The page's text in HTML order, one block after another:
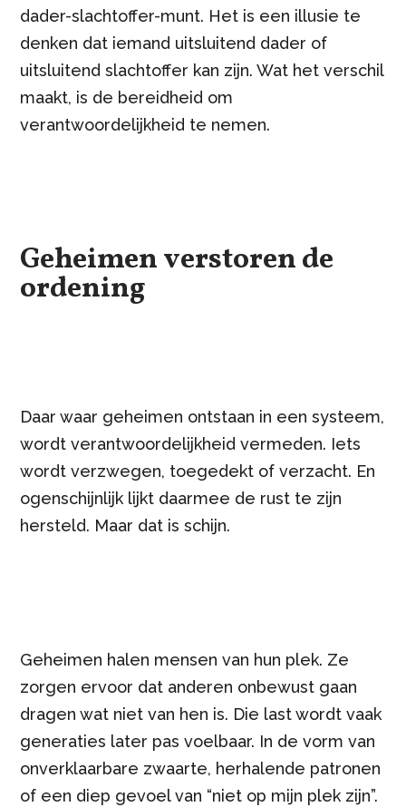
dader-slachtoffer-munt. Het is een illusie te
denken dat iemand uitsluitend dader of
uitsluitend slachtoffer kan zijn. Wat het verschil
maakt, is de bereidheid om
verantwoordelijkheid te nemen.
Geheimen verstoren de
ordening
Daar waar geheimen ontstaan in een systeem,
wordt verantwoordelijkheid vermeden. Iets
wordt verzwegen, toegedekt of verzacht. En
ogenschijnlijk lijkt daarmee de rust te zijn
hersteld. Maar dat is schijn.
Geheimen halen mensen van hun plek. Ze
zorgen ervoor dat anderen onbewust gaan
dragen wat niet van hen is. Die last wordt vaak
generaties later pas voelbaar. In de vorm van
onverklaarbare zwaarte, herhalende patronen
of een diep gevoel van “niet op mijn plek zijn”.